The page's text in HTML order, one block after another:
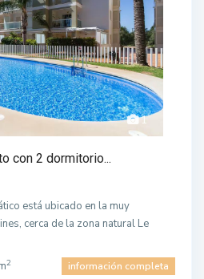
1
con 2 dormitorio...
está ubicado en la muy
cerca de la zona natural Le
2 información completa